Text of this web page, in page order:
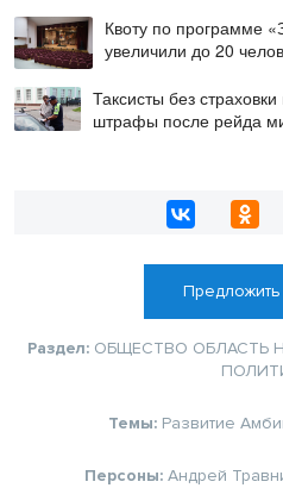
Квоту по программе
увеличили до 20
Таксисты без
штрафы после рейда
Предложить
Раздел: ОБЩЕСТВО ОБЛАСТЬ
Темы: Развитие
Персоны: Андрей